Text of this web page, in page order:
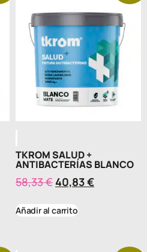
TKROM SALUD +
ANTIBACTERÍAS BLANCO
58,33€ 40,83€
Añadir al carrito